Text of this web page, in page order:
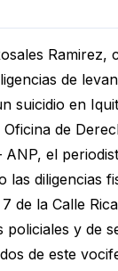
de
suicidio en
de
ANP, el
las diligencias
de la Calle
policiales y de
de este